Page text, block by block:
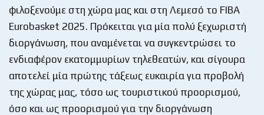
φιλοξενούμε στη χώρα μας και στη Λεμεσό το FIBA
Eurobasket 2025. Πρόκειται για μία πολύ ξεχωριστή
διοργάνωση, που αναμένεται να συγκεντρώσει το
ενδιαφέρον εκατομμυρίων τηλεθεατών, και σίγουρα
αποτελεί μία πρώτης τάξεως ευκαιρία για προβολή
της χώρας μας, τόσο ως τουριστικού προορισμού,
όσο και ως προορισμού για την διοργάνωση